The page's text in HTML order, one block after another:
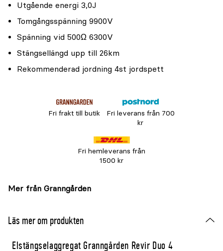
Utgående energi 3,0J
Tomgångsspänning 9900V
Spänning vid 500Ω 6300V
Stängsellängd upp till 26km
Rekommenderad jordning 4st jordspett
Fri frakt till butik
Fri leverans från 700
kr
Fri hemleverans från
1500 kr
Mer från Granngården
Läs mer om produkten
Elstängselaggregat Granngården Revir Duo 4